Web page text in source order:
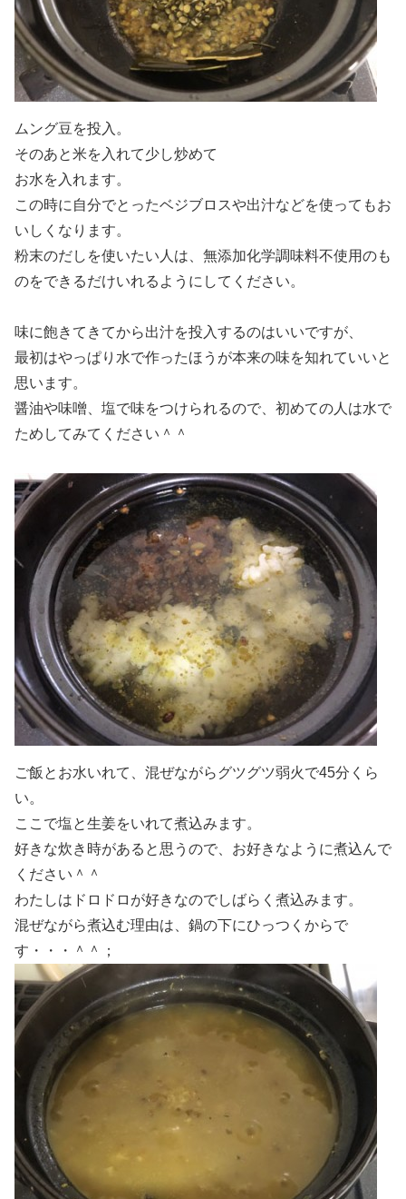
ムング豆を投入。
そのあと米を入れて少し炒めて
お水を入れます。
この時に自分でとったベジブロスや出汁などを使ってもお
いしくなります。
粉末のだしを使いたい人は、無添加化学調味料不使用のも
のをできるだけいれるようにしてください。
味に飽きてきてから出汁を投入するのはいいですが、
最初はやっぱり水で作ったほうが本来の味を知れていいと
思います。
醤油や味噌、塩で味をつけられるので、初めての人は水で
ためしてみてください＾＾
ご飯とお水いれて、混ぜながらグツグツ弱火で45分くら
い。
ここで塩と生姜をいれて煮込みます。
好きな炊き時があると思うので、お好きなように煮込んで
ください＾＾
わたしはドロドロが好きなのでしばらく煮込みます。
混ぜながら煮込む理由は、鍋の下にひっつくからで
す・・・＾＾；